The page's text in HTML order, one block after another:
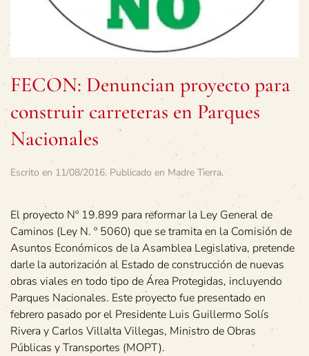
FECON: Denuncian proyecto para
construir carreteras en Parques
Nacionales
Escrito en 11/08/2016. Publicado en Madre Tierra.
El proyecto Nº 19.899 para reformar la Ley General de
Caminos (Ley N. º 5060) que se tramita en la Comisión de
Asuntos Económicos de la Asamblea Legislativa, pretende
darle la autorización al Estado de construcción de nuevas
obras viales en todo tipo de Área Protegidas, incluyendo
Parques Nacionales. Este proyecto fue presentado en
febrero pasado por el Presidente Luis Guillermo Solís
Rivera y Carlos Villalta Villegas, Ministro de Obras
Públicas y Transportes (MOPT).